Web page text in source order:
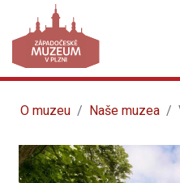
O muzeu Naše muzea